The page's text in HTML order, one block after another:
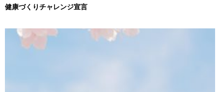
健康づくりチャレンジ宣言